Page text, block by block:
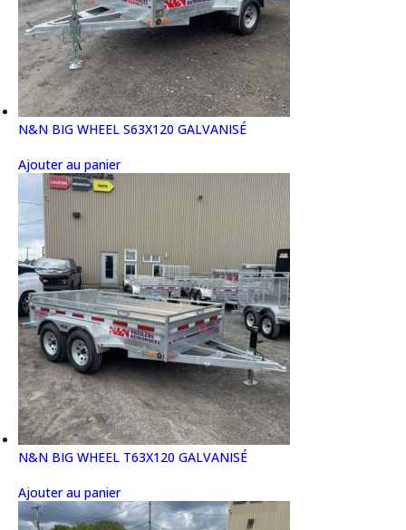
N&N BIG WHEEL S63X120 GALVANISÉ
Ajouter au panier
N&N BIG WHEEL T63X120 GALVANISÉ
Ajouter au panier